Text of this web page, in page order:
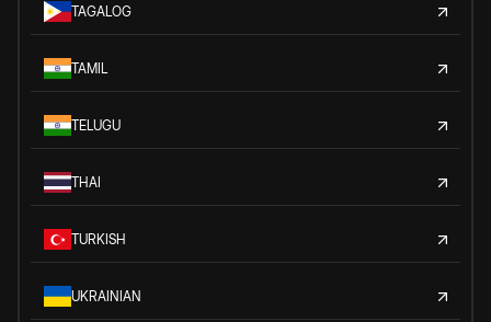
TAGALOG
TAMIL
TELUGU
THAI
TURKISH
UKRAINIAN